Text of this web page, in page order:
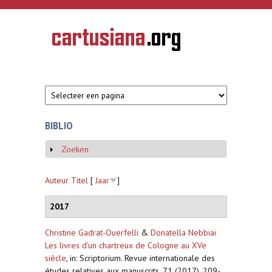
Overslaan en naar de inhoud gaan
CARTUSIANA
Geschiedenis
van de
BIBLIO
Weergeven
Zoeken
Auteur Titel [ Jaar ]
2017
Christine Gadrat-Ouerfelli & Donatella Nebbiai
Les livres d’un chartreux de Cologne au XVe
siècle, in: Scriptorium. Revue internationale des